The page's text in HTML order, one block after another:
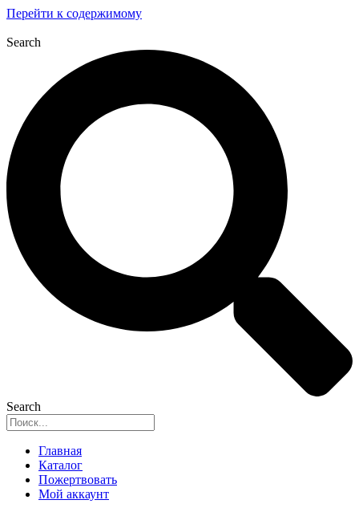
Перейти к содержимому
Search
Search
Главная
Каталог
Пожертвовать
Мой аккаунт